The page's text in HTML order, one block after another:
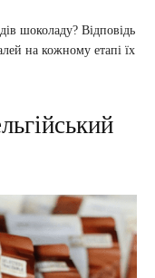
шоколаду? Відповідь
на кожному етапі їх